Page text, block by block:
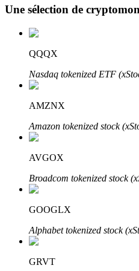
Blocages BTR
Des investissements
Prêts
Une sélection de
QQQX
Nasdaq tokenized ETF
AMZNX
Amazon tokenized stock
AVGOX
Broadcom tokenized stock
GOOGLX
Alphabet tokenized stock
GRVT